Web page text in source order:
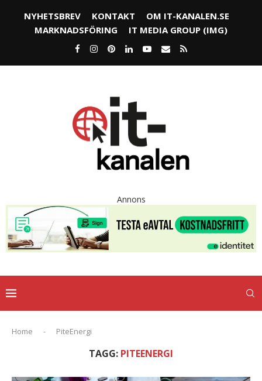
NYHETSBREV KONTAKT
OM IT-KANALEN.SE
MARKNADSFÖRING
IT MEDIA GROUP (IMG)
Annons
Home - PiteEnergi
TAGG: PITEENERGI